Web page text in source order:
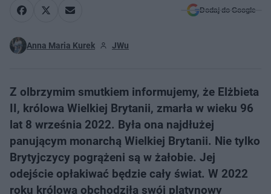
Dodaj do Google
Anna Maria Kurek JWu
Z olbrzymim smutkiem informujemy, że Elżbieta
II, królowa Wielkiej Brytanii, zmarła w wieku 96
lat 8 września 2022. Była ona najdłużej
panującym monarchą Wielkiej Brytanii. Nie tylko
Brytyjczycy pogrążeni są w żałobie. Jej
odejście opłakiwać będzie cały świat. W 2022
roku królowa obchodziła swój platynowy